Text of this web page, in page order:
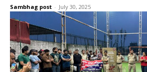
Sambhag post - July 30, 2025